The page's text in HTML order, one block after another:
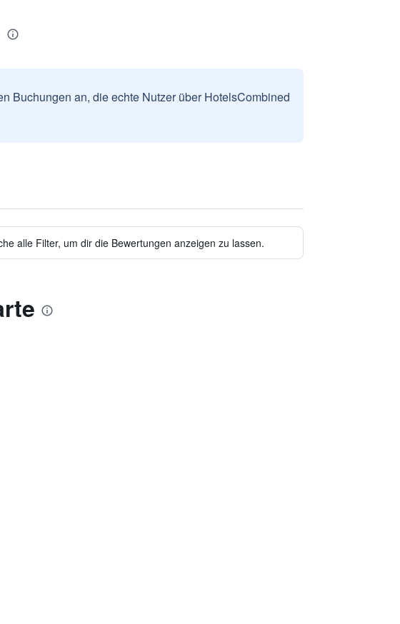
Buchungen an, die echte Nutzer über HotelsCombined
alle Filter, um dir die Bewertungen anzeigen zu lassen.